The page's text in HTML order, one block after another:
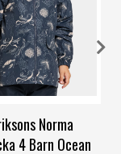
120 130 140
Norma
4 Barn Ocean